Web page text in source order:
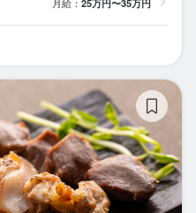
25万円〜35万円